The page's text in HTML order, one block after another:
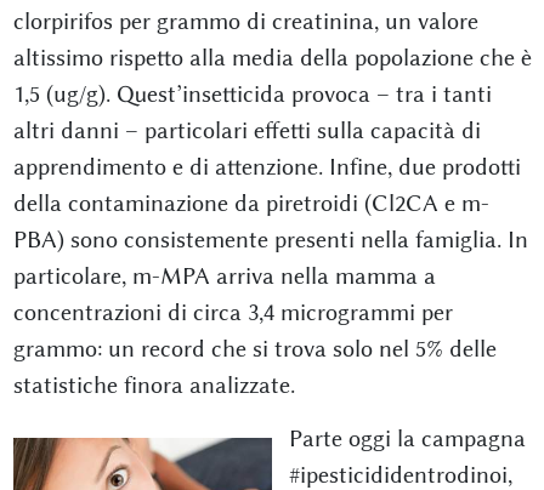
clorpirifos per grammo di creatinina, un valore
altissimo rispetto alla media della popolazione che è
1,5 (ug/g). Quest’insetticida provoca – tra i tanti
altri danni – particolari effetti sulla capacità di
apprendimento e di attenzione. Infine, due prodotti
della contaminazione da piretroidi (Cl2CA e m-
PBA) sono consistemente presenti nella famiglia. In
particolare, m-MPA arriva nella mamma a
concentrazioni di circa 3,4 microgrammi per
grammo: un record che si trova solo nel 5% delle
statistiche finora analizzate.
Parte oggi la campagna
#ipesticididentrodinoi,